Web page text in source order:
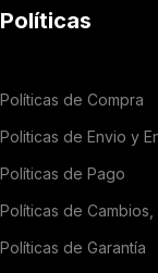
Políticas
Políticas de Compra
Politicas de Envio y
Políticas de Pago
Políticas de
Políticas de Garantía